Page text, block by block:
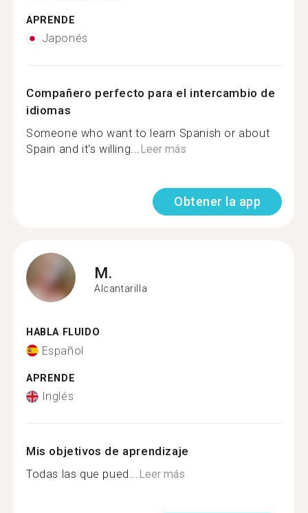
APRENDE
Japonés
Compañero perfecto para el intercambio de
idiomas
Someone who want to learn Spanish or about
Spain and it's willing...Leer más
Obtener la app
M.
Alcantarilla
HABLA FLUIDO
Español
APRENDE
Inglés
Mis objetivos de aprendizaje
Todas las que pued...Leer más